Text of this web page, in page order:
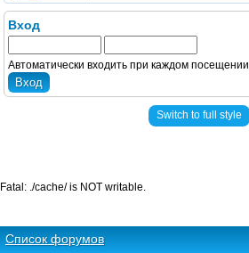
Вход
Автоматически входить при каждом посещении
Switch to full style
Список форумов
Fatal: ./cache/ is NOT writable.